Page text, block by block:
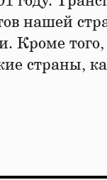
нашей
того,
страны,